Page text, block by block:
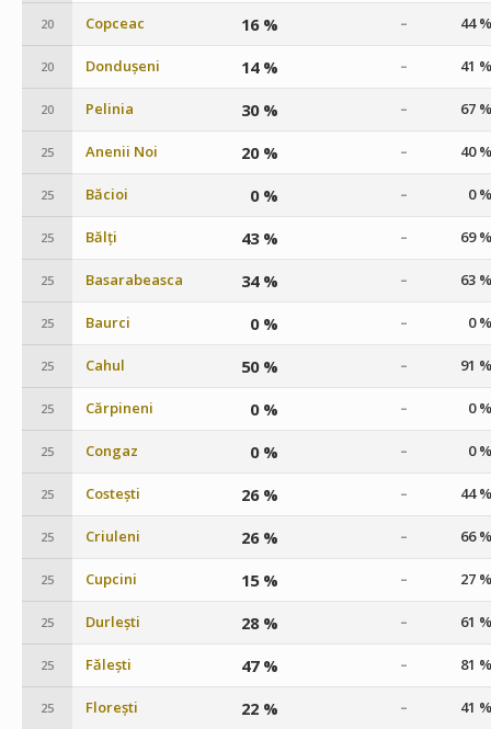
20 Copceac 16 % – 44 %
20 Dondușeni 14 % – 41 %
20 Pelinia 30 % – 67 %
25 Anenii Noi 20 % – 40 %
25 Băcioi 0 % – 0 %
25 Bălți 43 % – 69 %
25 Basarabeasca 34 % – 63 %
25 Baurci 0 % – 0 %
25 Cahul 50 % – 91 %
25 Cărpineni 0 % – 0 %
25 Congaz 0 % – 0 %
25 Costești 26 % – 44 %
25 Criuleni 26 % – 66 %
25 Cupcini 15 % – 27 %
25 Durlești 28 % – 61 %
25 Fălești 47 % – 81 %
25 Florești 22 % – 41 %